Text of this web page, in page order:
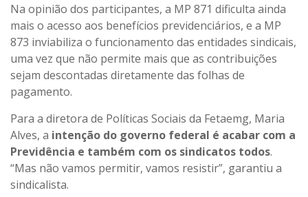
Na opinião dos participantes, a MP 871 dificulta ainda
mais o acesso aos benefícios previdenciários, e a MP
873 inviabiliza o funcionamento das entidades sindicais,
uma vez que não permite mais que as contribuições
sejam descontadas diretamente das folhas de
pagamento.
Para a diretora de Políticas Sociais da Fetaemg, Maria
Alves, a intenção do governo federal é acabar com a
Previdência e também com os sindicatos todos.
“Mas não vamos permitir, vamos resistir”, garantiu a
sindicalista.